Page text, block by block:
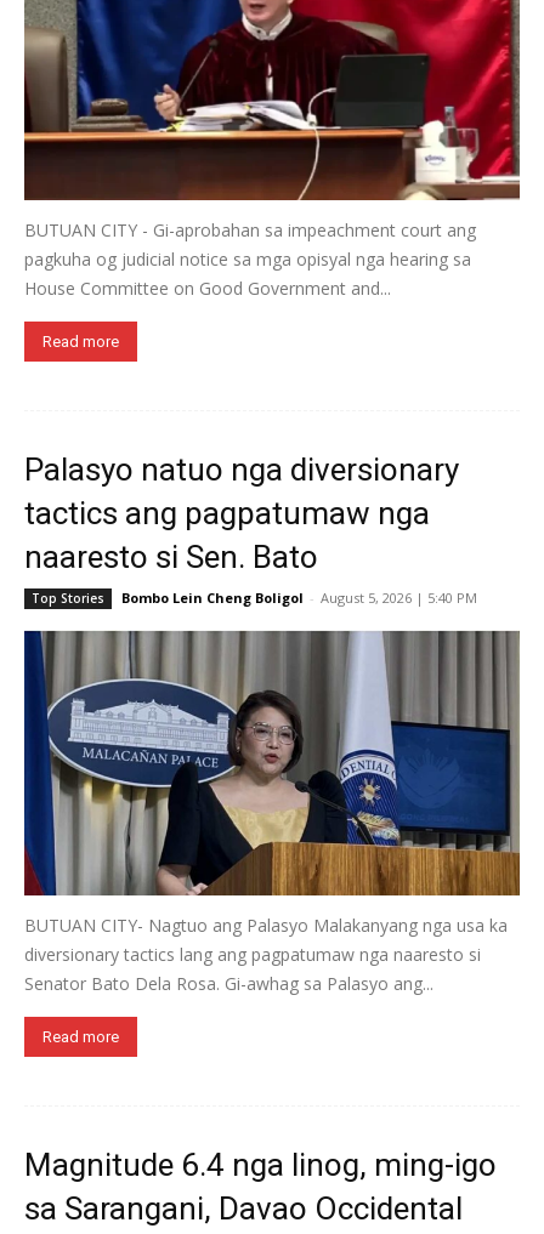
BUTUAN CITY - Gi-aprobahan sa impeachment court ang
pagkuha og judicial notice sa mga opisyal nga hearing sa
House Committee on Good Government and...
Read more
Palasyo natuo nga diversionary
tactics ang pagpatumaw nga
naaresto si Sen. Bato
Top Stories Bombo Lein Cheng Boligol - August 5, 2026 | 5:40 PM
BUTUAN CITY- Nagtuo ang Palasyo Malakanyang nga usa ka
diversionary tactics lang ang pagpatumaw nga naaresto si
Senator Bato Dela Rosa. Gi-awhag sa Palasyo ang...
Read more
Magnitude 6.4 nga linog, ming-igo
sa Sarangani, Davao Occidental